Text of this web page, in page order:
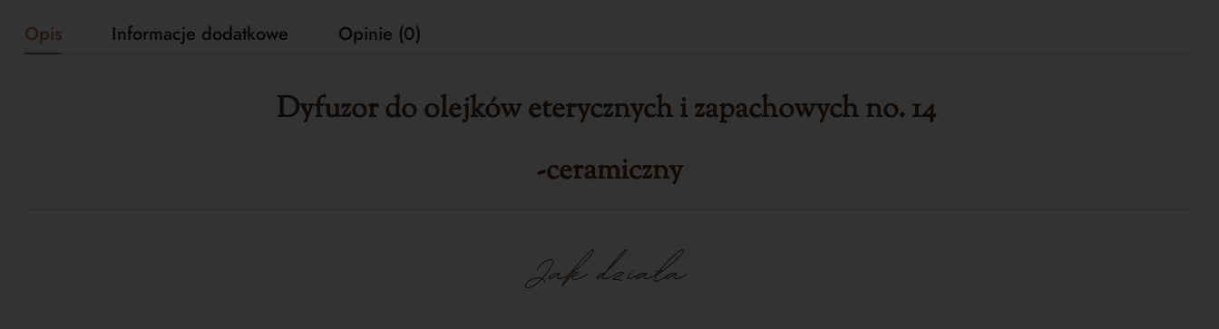
Opis Informacje dodatkowe Opinie (0)
Dyfuzor do olejków eterycznych i zapachowychno. 14
-ceramiczny
Jak działa